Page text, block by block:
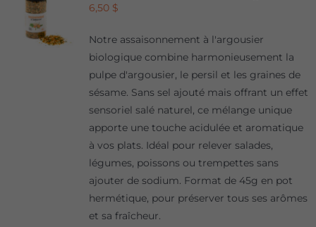
6,50 $
Notre assaisonnement à l'argousier
biologique combine harmonieusement la
pulpe d'argousier, le persil et les graines de
sésame. Sans sel ajouté mais offrant un effet
sensoriel salé naturel, ce mélange unique
apporte une touche acidulée et aromatique
à vos plats. Idéal pour relever salades,
légumes, poissons ou trempettes sans
ajouter de sodium. Format de 45g en pot
hermétique, pour préserver tous ses arômes
et sa fraîcheur.